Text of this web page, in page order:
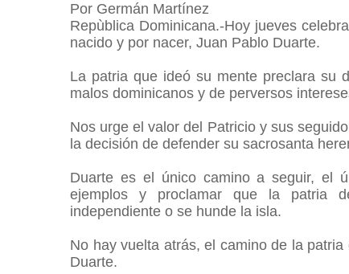
Por Germán Martínez
Repùblica Dominicana.-Hoy jueves
nacido y por nacer, Juan Pablo Duarte.
La patria que ideó su mente preclara su
malos dominicanos y de perversos
Nos urge el valor del Patricio y sus
la decisión de defender su sacrosanta
Duarte es el único camino a seguir, el
ejemplos y proclamar que la patria
independiente o se hunde la isla.
No hay vuelta atrás, el camino de la
Duarte.